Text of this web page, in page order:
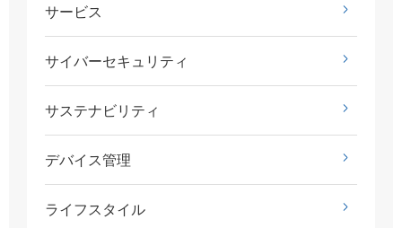
サービス
サイバーセキュリティ
サステナビリティ
デバイス管理
ライフスタイル